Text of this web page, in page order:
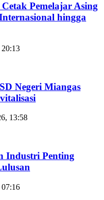
Pemelajar Asing
hingga
Negeri Miangas
13:58
Industri Penting